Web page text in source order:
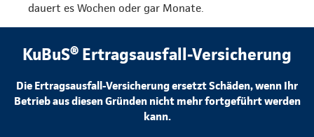
dauert es Wochen oder gar Monate.
KuBuS® Ertragsausfall-Versicherung
Die Ertragsausfall-Versicherung ersetzt Schäden, wenn Ihr
Betrieb aus diesen Gründen nicht mehr fortgeführt werden
kann.